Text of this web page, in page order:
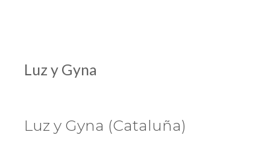
Luz y Gyna
Luz y Gyna (Cataluña)